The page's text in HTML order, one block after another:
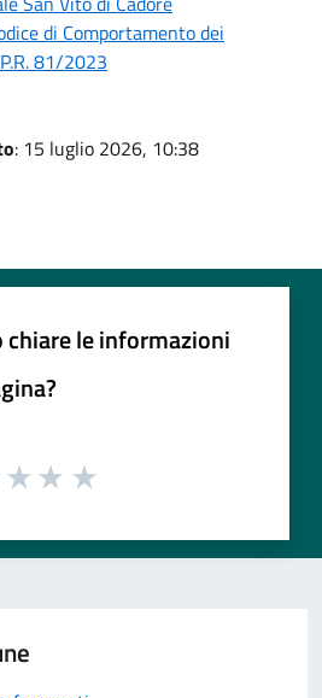
di Comportamento dei
81/2023
: 15 luglio 2026, 10:38
chiare le informazioni